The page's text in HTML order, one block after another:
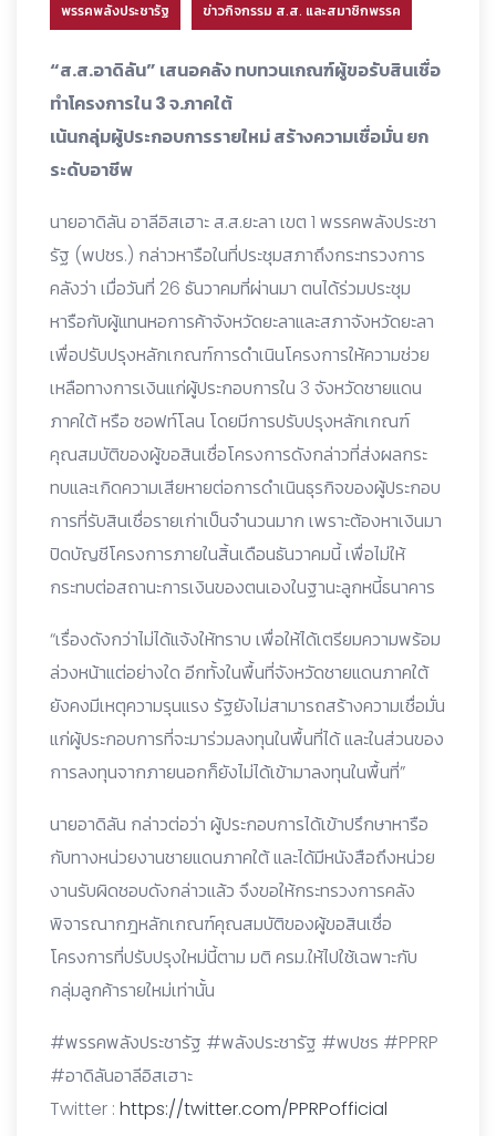
พรรคพลังประชารัฐ ข่าวกิจกรรม ส.ส. และสมาชิกพรรค
“ส.ส.อาดิลัน” เสนอคลัง ทบทวนเกณฑ์ผู้ขอรับสินเชื่อ
ทำโครงการใน 3 จ.ภาคใต้
เน้นกลุ่มผู้ประกอบการรายใหม่ สร้างความเชื่อมั่น ยก
ระดับอาชีพ
นายอาดิลัน อาลีอิสเฮาะ ส.ส.ยะลา เขต 1 พรรคพลังประชา
รัฐ (พปชร.) กล่าวหารือในที่ประชุมสภาถึงกระทรวงการ
คลังว่า เมื่อวันที่ 26 ธันวาคมที่ผ่านมา ตนได้ร่วมประชุม
หารือกับผู้แทนหอการค้าจังหวัดยะลาและสภาจังหวัดยะลา
เพื่อปรับปรุงหลักเกณฑ์การดำเนินโครงการให้ความช่วย
เหลือทางการเงินแก่ผู้ประกอบการใน 3 จังหวัดชายแดน
ภาคใต้ หรือ ซอฟท์โลน โดยมีการปรับปรุงหลักเกณฑ์
คุณสมบัติของผู้ขอสินเชื่อโครงการดังกล่าวที่ส่งผลกระ
ทบและเกิดความเสียหายต่อการดำเนินธุรกิจของผู้ประกอบ
การที่รับสินเชื่อรายเก่าเป็นจำนวนมาก เพราะต้องหาเงินมา
ปิดบัญชีโครงการภายในสิ้นเดือนธันวาคมนี้ เพื่อไม่ให้
กระทบต่อสถานะการเงินของตนเองในฐานะลูกหนี้ธนาคาร
“เรื่องดังกว่าไม่ได้แจ้งให้ทราบ เพื่อให้ได้เตรียมความพร้อม
ล่วงหน้าแต่อย่างใด อีกทั้งในพื้นที่จังหวัดชายแดนภาคใต้
ยังคงมีเหตุความรุนแรง รัฐยังไม่สามารถสร้างความเชื่อมั่น
แก่ผู้ประกอบการที่จะมาร่วมลงทุนในพื้นที่ได้ และในส่วนของ
การลงทุนจากภายนอกก็ยังไม่ได้เข้ามาลงทุนในพื้นที่”
นายอาดิลัน กล่าวต่อว่า ผู้ประกอบการได้เข้าปรึกษาหารือ
กับทางหน่วยงานชายแดนภาคใต้ และได้มีหนังสือถึงหน่วย
งานรับผิดชอบดังกล่าวแล้ว จึงขอให้กระทรวงการคลัง
พิจารณากฎหลักเกณฑ์คุณสมบัติของผู้ขอสินเชื่อ
โครงการที่ปรับปรุงใหม่นี้ตาม มติ ครม.ให้ไปใช้เฉพาะกับ
กลุ่มลูกค้ารายใหม่เท่านั้น
#พรรคพลังประชารัฐ #พลังประชารัฐ #พปชร #PPRP
#อาดิลันอาลีอิสเฮาะ
Twitter : https://twitter.com/PPRPofficial